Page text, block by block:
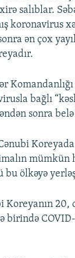
salıblar.
koronavirus
ən çox
bağlı
sonra
mümkün
bu ölkəyə
Koreyanın 20,
birində